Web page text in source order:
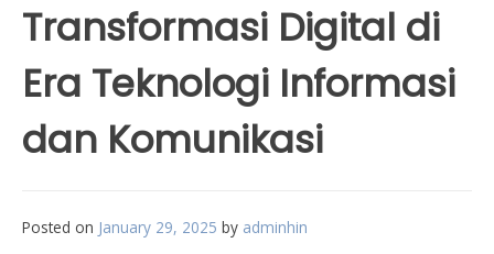
Transformasi Digital di
Era Teknologi Informasi
dan Komunikasi
Posted on January 29, 2025 by adminhin